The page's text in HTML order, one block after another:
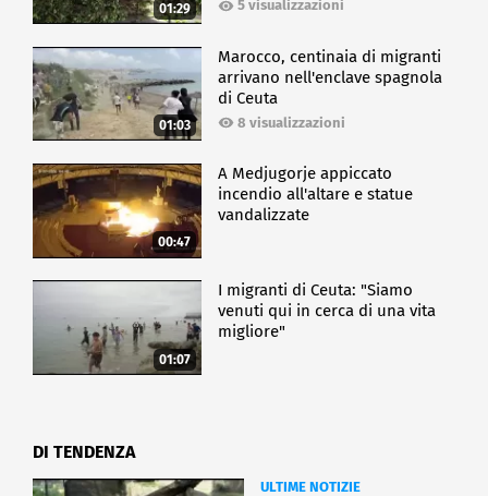
01:29 5 visualizzazioni
01:03
Marocco, centinaia di migranti
arrivano nell'enclave spagnola
di Ceuta
8 visualizzazioni
00:47
A Medjugorje appiccato
incendio all'altare e statue
vandalizzate
01:07
I migranti di Ceuta: "Siamo
venuti qui in cerca di una vita
migliore"
DI TENDENZA
ULTIME NOTIZIE